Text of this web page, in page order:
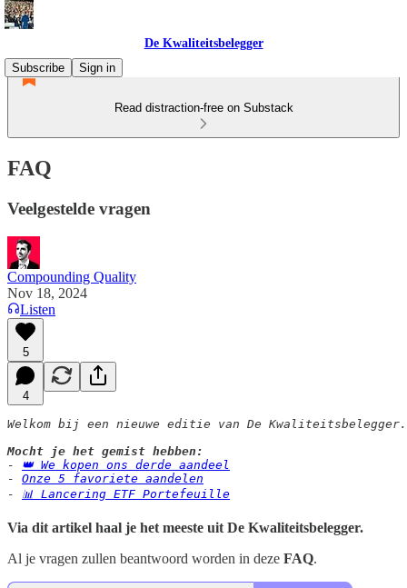
De Kwaliteitsbelegger
Subscribe
Sign in
Read distraction-free on Substack
FAQ
Veelgestelde vragen
Compounding Quality
Nov 18, 2024
Listen
5
4
Welkom bij een nieuwe editie van De Kwaliteitsbelegger.
Mocht je het gemist hebben:
- 👑 We kopen ons derde aandeel
- Onze 5 favoriete aandelen
- 📊 Lancering ETF Portefeuille
Via dit artikel haal je het meeste uit De Kwaliteitsbelegger.
Al je vragen zullen beantwoord worden in deze FAQ.